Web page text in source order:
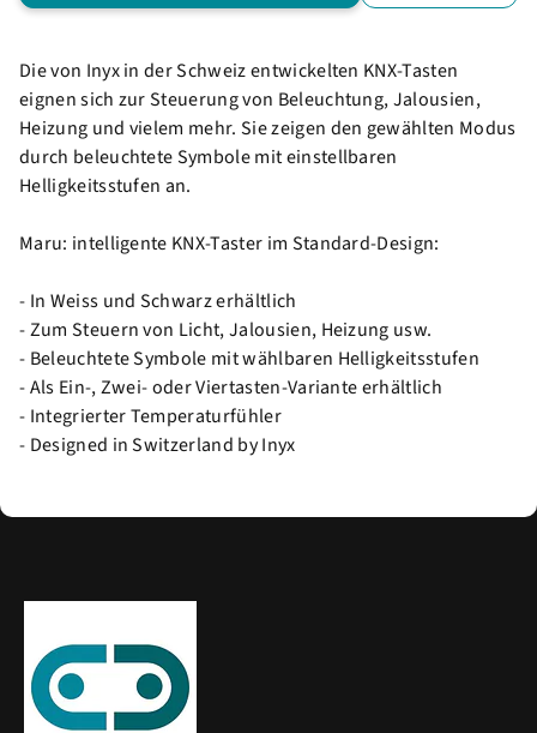
Die von Inyx in der Schweiz entwickelten KNX-Tasten
eignen sich zur Steuerung von Beleuchtung, Jalousien,
Heizung und vielem mehr. Sie zeigen den gewählten Modus
durch beleuchtete Symbole mit einstellbaren
Helligkeitsstufen an.
Maru: intelligente KNX-Taster im Standard-Design:
- In Weiss und Schwarz erhältlich
- Zum Steuern von Licht, Jalousien, Heizung usw.
- Beleuchtete Symbole mit wählbaren Helligkeitsstufen
- Als Ein-, Zwei- oder Viertasten-Variante erhältlich
- Integrierter Temperaturfühler
- Designed in Switzerland by Inyx